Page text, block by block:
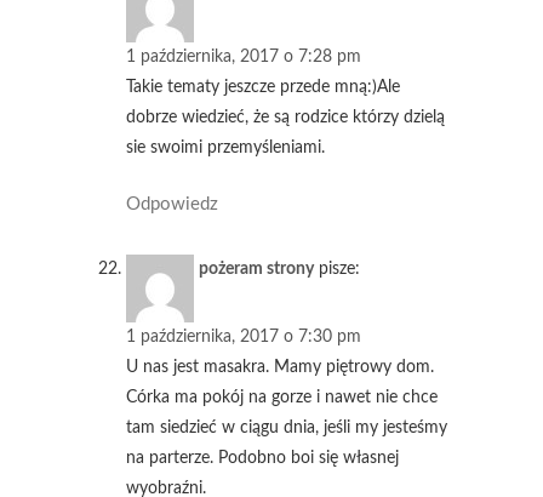
1 października, 2017 o 7:28 pm
Takie tematy jeszcze przede mną:)Ale
dobrze wiedzieć, że są rodzice którzy dzielą
sie swoimi przemyśleniami.
Odpowiedz
pożeram strony pisze:
1 października, 2017 o 7:30 pm
U nas jest masakra. Mamy piętrowy dom.
Córka ma pokój na gorze i nawet nie chce
tam siedzieć w ciągu dnia, jeśli my jesteśmy
na parterze. Podobno boi się własnej
wyobraźni.